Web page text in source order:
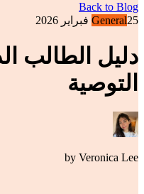
Back to Blog
General25 فبراير 2026
دليل الطالب
التوصية
by Veronica Lee